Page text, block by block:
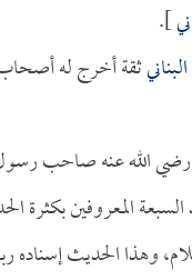
].
ثقة أخرج له
رضي الله عنه صاحب رسول
المعروفين بكثرة
وهذا الحديث إسناده